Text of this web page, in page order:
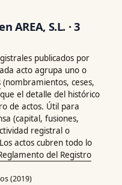
AREA, S.L. · 3
publicados por
acto agrupa uno o
(nombramientos, ceses,
el detalle del histórico
de actos. Útil para
(capital, fusiones,
registral o
actos cubren todo lo
del Registro
(2019)